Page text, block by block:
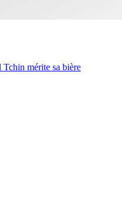
Tchin mérite sa bière